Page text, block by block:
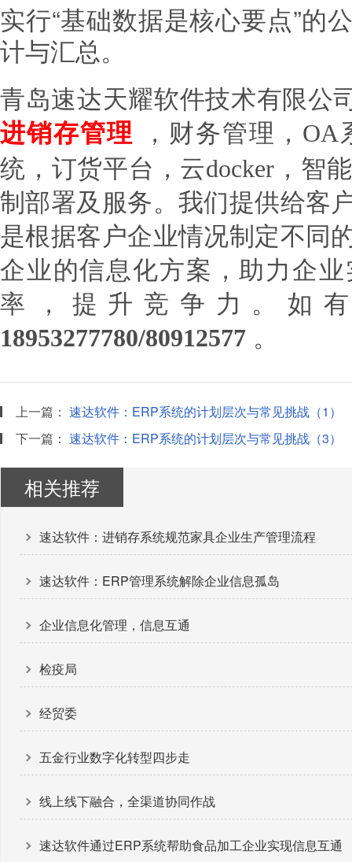
实行“基础数据是核心要点”的
计与汇总。
青岛速达天耀软件技术有限公
进销存管理
，财务管理，
统，订货平台，云docker，智
制部署及服务。我们提供给客
是根据客户企业情况制定不同
企业的信息化方案，助力企
率，提升竞争力。如
18953277780/80912577 。
上一篇： 速达软件：ERP系统的计划层次与常见挑战（1）
下一篇： 速达软件：ERP系统的计划层次与常见挑战（3）
相关推荐
速达软件：进销存系统规范家具企业生产管理流程
速达软件：ERP管理系统解除企业信息孤岛
企业信息化管理，信息互通
检疫局
经贸委
五金行业数字化转型四步走
线上线下融合，全渠道协同作战
速达软件通过ERP系统帮助食品加工企业实现信息互通